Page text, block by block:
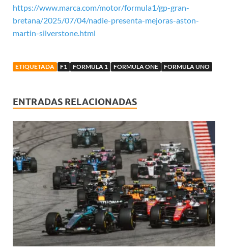
https://www.marca.com/motor/formula1/gp-gran-
bretana/2025/07/04/nadie-presenta-mejoras-aston-
martin-silverstone.html
ETIQUETADA F1 FORMULA 1 FORMULA ONE FORMULA UNO
ENTRADAS RELACIONADAS